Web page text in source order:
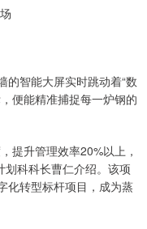
智能大屏实时跳动着“数
便能精准捕捉每一炉钢的
升管理效率20%以上，
划科科长曹仁介绍。该项
化转型标杆项目，成为蒸